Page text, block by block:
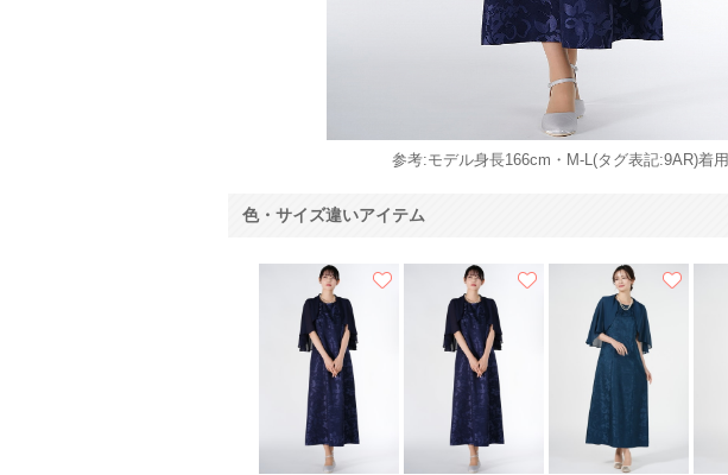
参考:モデル身長166cm・M-L(タグ表記:9AR)着用
色・サイズ違いアイテム